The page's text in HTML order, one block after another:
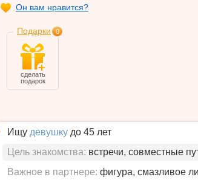
Он вам нравится?
Подарки 0
сделать
подарок
Ищу девушку до 45 лет
Цель знакомства: встречи, совместные
Важное в партнере: фигура, смазливое